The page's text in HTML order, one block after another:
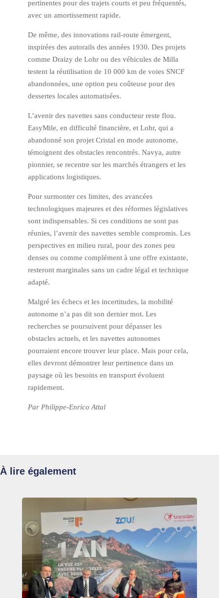
pertinentes pour des trajets courts et peu fréquentés,
avec un amortissement rapide.
De même, des innovations rail-route émergent,
inspirées des autorails des années 1930. Des projets
comme Draizy de Lohr ou des véhicules de Milla
testent la réutilisation de 10 000 km de voies SNCF
abandonnées, une option peu coûteuse pour des
dessertes locales automatisées.
L’avenir des navettes sans conducteur reste flou.
EasyMile, en difficulté financière, et Lohr, qui a
abandonné son projet Cristal en mode autonome,
témoignent des obstacles rencontrés. Navya, autre
pionnier, se recentre sur les marchés étrangers et les
applications logistiques.
Pour surmonter ces limites, des avancées
technologiques majeures et des réformes législatives
sont indispensables. Si ces conditions ne sont pas
réunies, l’avenir des navettes semble compromis. Les
perspectives en milieu rural, pour des zones peu
denses ou comme complément à une offre existante,
resteront marginales sans un cadre légal et technique
adapté.
Malgré les échecs et les incertitudes, la mobilité
autonome n’a pas dit son dernier mot. Les
recherches se poursuivent pour dépasser les
obstacles actuels, et les navettes autonomes
pourraient encore trouver leur place. Mais pour cela,
elles devront démontrer leur pertinence dans un
paysage où les besoins en transport évoluent
rapidement.
Par Philippe-Enrico Attal
À lire également